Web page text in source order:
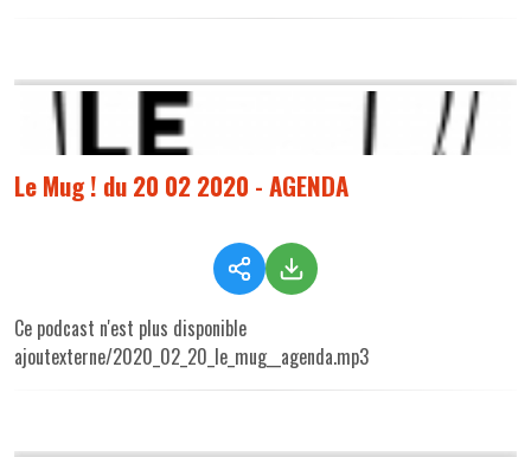
Le Mug ! du 20 02 2020 - AGENDA
Ce podcast n'est plus disponible
ajoutexterne/2020_02_20_le_mug__agenda.mp3